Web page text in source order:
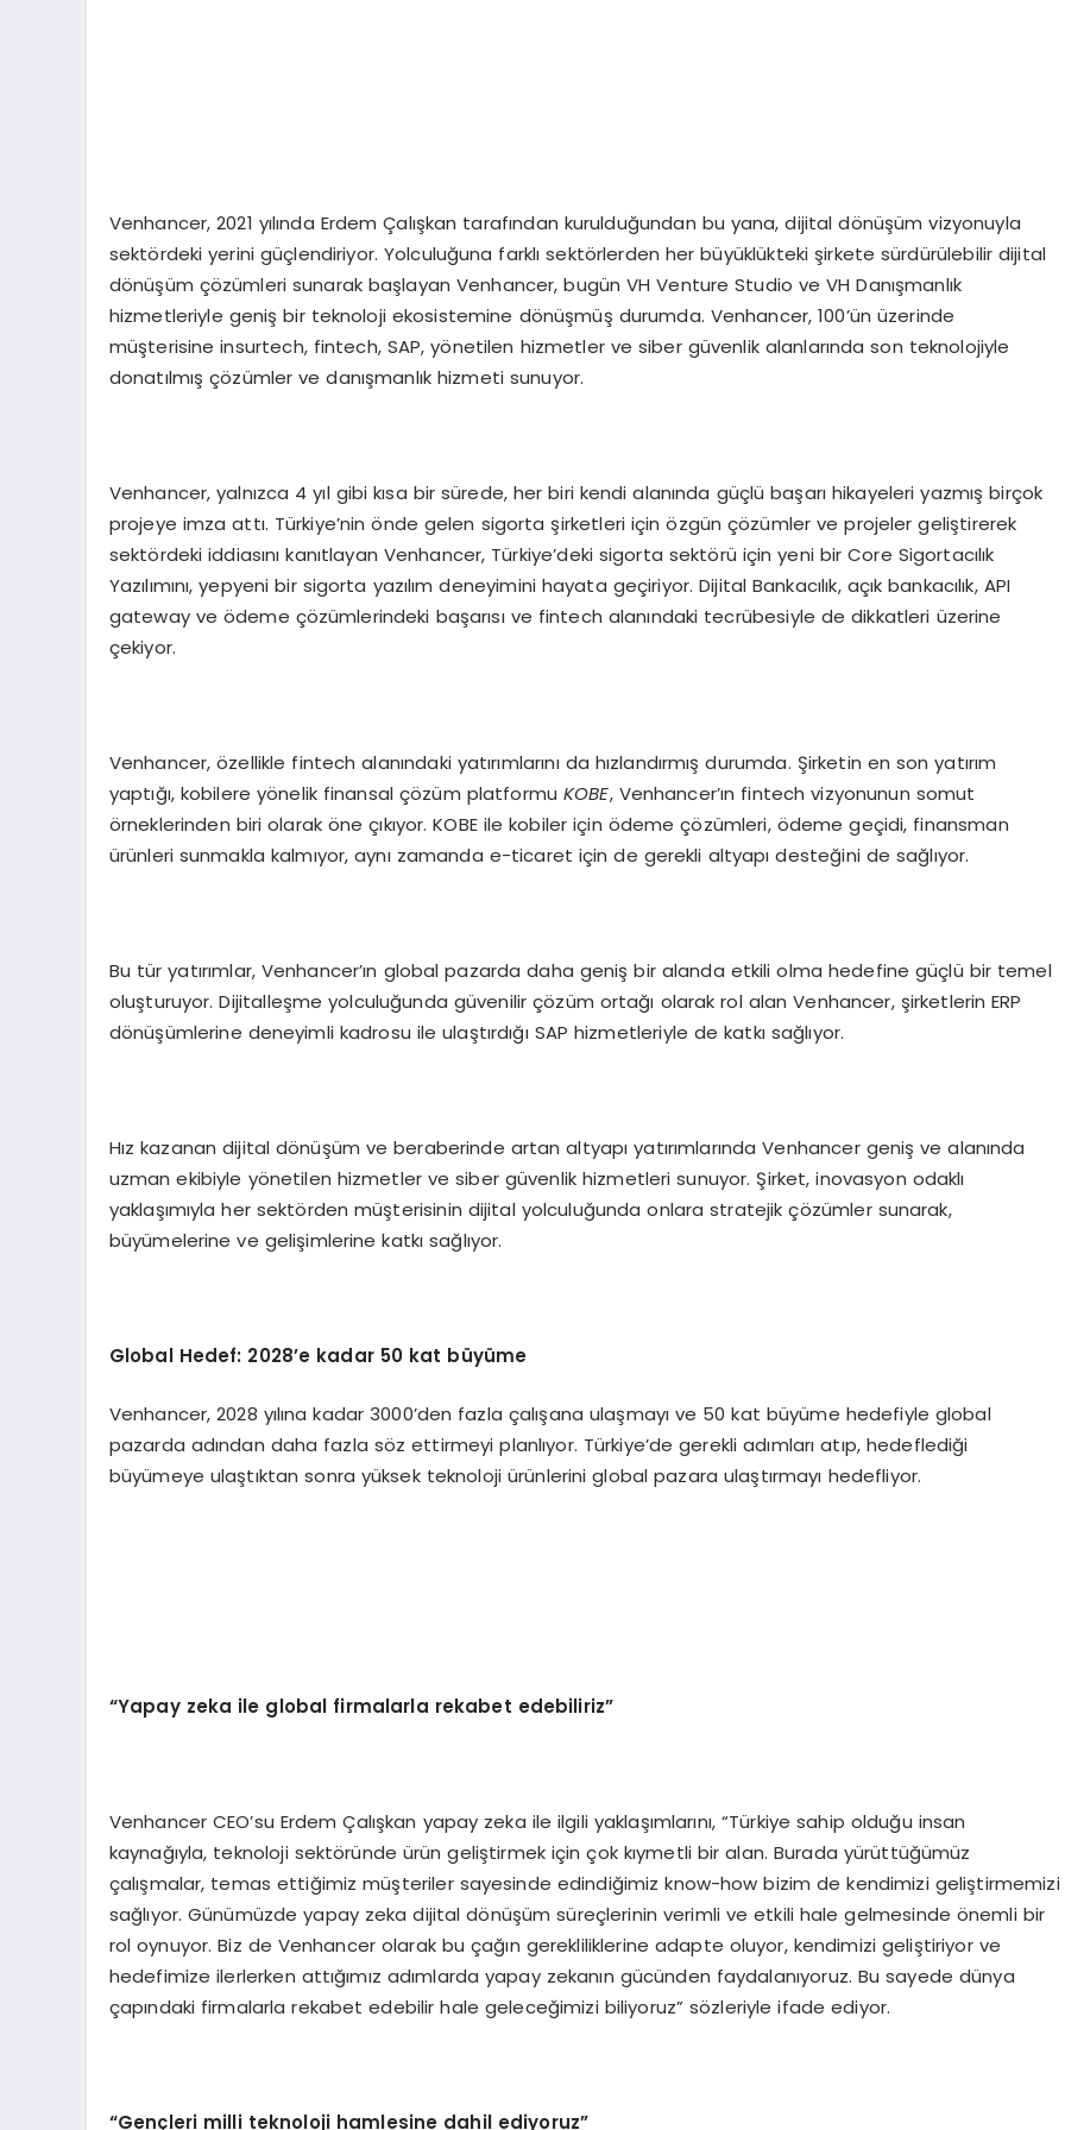
Venhancer, 2021 yılında Erdem Çalışkan tarafından kurulduğundan bu yana, dijital dönüşüm vizyonuyla
sektördeki yerini güçlendiriyor. Yolculuğuna farklı sektörlerden her büyüklükteki şirkete sürdürülebilir dijital
dönüşüm çözümleri sunarak başlayan Venhancer, bugün VH Venture Studio ve VH Danışmanlık
hizmetleriyle geniş bir teknoloji ekosistemine dönüşmüş durumda. Venhancer, 100’ün üzerinde
müşterisine insurtech, fintech, SAP, yönetilen hizmetler ve siber güvenlik alanlarında son teknolojiyle
donatılmış çözümler ve danışmanlık hizmeti sunuyor.
Venhancer, yalnızca 4 yıl gibi kısa bir sürede, her biri kendi alanında güçlü başarı hikayeleri yazmış birçok
projeye imza attı. Türkiye’nin önde gelen sigorta şirketleri için özgün çözümler ve projeler geliştirerek
sektördeki iddiasını kanıtlayan Venhancer, Türkiye’deki sigorta sektörü için yeni bir Core Sigortacılık
Yazılımını, yepyeni bir sigorta yazılım deneyimini hayata geçiriyor. Dijital Bankacılık, açık bankacılık, API
gateway ve ödeme çözümlerindeki başarısı ve fintech alanındaki tecrübesiyle de dikkatleri üzerine
çekiyor.
Venhancer, özellikle fintech alanındaki yatırımlarını da hızlandırmış durumda. Şirketin en son yatırım
yaptığı, kobilere yönelik finansal çözüm platformu KOBE, Venhancer’ın fintech vizyonunun somut
örneklerinden biri olarak öne çıkıyor. KOBE ile kobiler için ödeme çözümleri, ödeme geçidi, finansman
ürünleri sunmakla kalmıyor, aynı zamanda e-ticaret için de gerekli altyapı desteğini de sağlıyor.
Bu tür yatırımlar, Venhancer’ın global pazarda daha geniş bir alanda etkili olma hedefine güçlü bir temel
oluşturuyor. Dijitalleşme yolculuğunda güvenilir çözüm ortağı olarak rol alan Venhancer, şirketlerin ERP
dönüşümlerine deneyimli kadrosu ile ulaştırdığı SAP hizmetleriyle de katkı sağlıyor.
Hız kazanan dijital dönüşüm ve beraberinde artan altyapı yatırımlarında Venhancer geniş ve alanında
uzman ekibiyle yönetilen hizmetler ve siber güvenlik hizmetleri sunuyor. Şirket, inovasyon odaklı
yaklaşımıyla her sektörden müşterisinin dijital yolculuğunda onlara stratejik çözümler sunarak,
büyümelerine ve gelişimlerine katkı sağlıyor.
Global Hedef: 2028’e kadar 50 kat büyüme
Venhancer, 2028 yılına kadar 3000’den fazla çalışana ulaşmayı ve 50 kat büyüme hedefiyle global
pazarda adından daha fazla söz ettirmeyi planlıyor. Türkiye’de gerekli adımları atıp, hedeflediği
büyümeye ulaştıktan sonra yüksek teknoloji ürünlerini global pazara ulaştırmayı hedefliyor.
“Yapay zeka ile global firmalarla rekabet edebiliriz”
Venhancer CEO’su Erdem Çalışkan yapay zeka ile ilgili yaklaşımlarını, “Türkiye sahip olduğu insan
kaynağıyla, teknoloji sektöründe ürün geliştirmek için çok kıymetli bir alan. Burada yürüttüğümüz
çalışmalar, temas ettiğimiz müşteriler sayesinde edindiğimiz know-how bizim de kendimizi geliştirmemizi
sağlıyor. Günümüzde yapay zeka dijital dönüşüm süreçlerinin verimli ve etkili hale gelmesinde önemli bir
rol oynuyor. Biz de Venhancer olarak bu çağın gerekliliklerine adapte oluyor, kendimizi geliştiriyor ve
hedefimize ilerlerken attığımız adımlarda yapay zekanın gücünden faydalanıyoruz. Bu sayede dünya
çapındaki firmalarla rekabet edebilir hale geleceğimizi biliyoruz” sözleriyle ifade ediyor.
“Gençleri milli teknoloji hamlesine dahil ediyoruz”